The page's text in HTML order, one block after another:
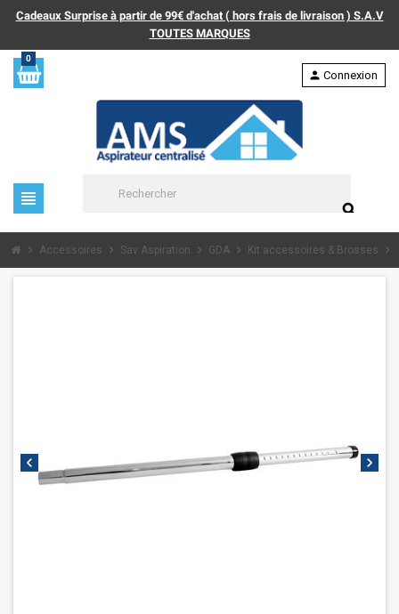
Cadeaux Surprise à partir de 99€ d'achat ( hors frais de livraison ) S.A.V
TOUTES MARQUES
0
view_headline
search
person Connexion
chevron_right Accessoires chevron_right Sav Aspiration chevron_right GDA chevron_right Kit accessoires & Brosses chevron_right
chevron_left chevron_right